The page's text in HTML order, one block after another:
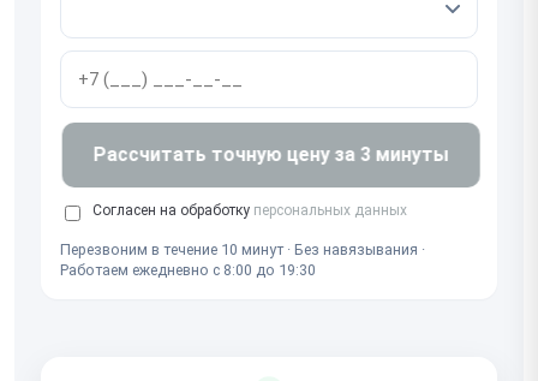
Рассчитать точную цену за 3 минуты
Согласен на обработку персональных данных
Перезвоним в течение 10 минут · Без навязывания ·
Работаем ежедневно с 8:00 до 19:30